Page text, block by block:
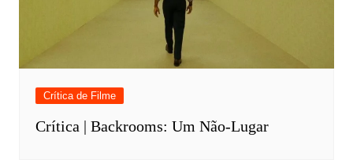
Crítica de Filme
Crítica | Backrooms: Um Não-Lugar